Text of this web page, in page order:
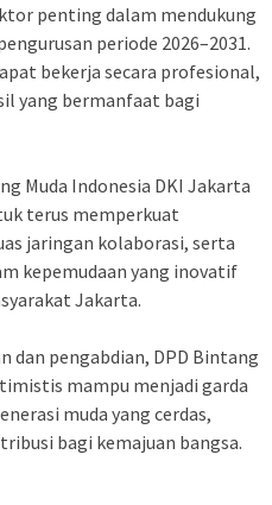
penting dalam mendukung
periode 2026–2031.
bekerja secara profesional,
yang bermanfaat bagi
Muda Indonesia DKI Jakarta
terus memperkuat
jaringan kolaborasi, serta
kepemudaan yang inovatif
Jakarta.
dan pengabdian, DPD Bintang
mampu menjadi garda
muda yang cerdas,
bagi kemajuan bangsa.